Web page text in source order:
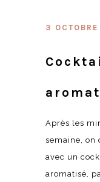
3
Après les
semaine, on
avec un
aromatisé,